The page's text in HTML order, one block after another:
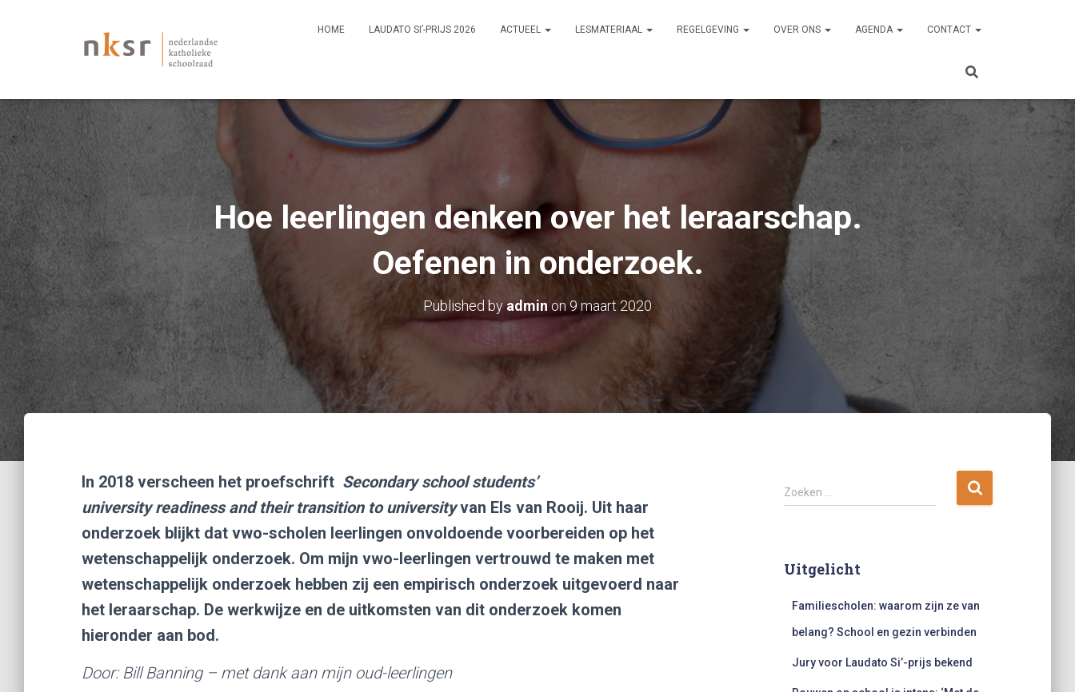
HOME LAUDATO SI’-PRIJS 2026 ACTUEEL LESMATERIAAL REGELGEVING OVER ONS AGENDA CONTACT
Hoe leerlingen denken over het leraarschap.
Oefenen in onderzoek.
Published byadmin on9 maart 2020
In 2018 verscheen het proefschrift Secondary school students’
university readiness and their transition to universityvan Els van Rooij. Uit haar
onderzoek blijkt dat vwo-scholen leerlingen onvoldoende voorbereiden op het
wetenschappelijk onderzoek. Om mijn vwo-leerlingen vertrouwd te maken met
wetenschappelijk onderzoek hebben zij een empirisch onderzoek uitgevoerd naar
het leraarschap. De werkwijze en de uitkomsten van dit onderzoek komen
hieronder aan bod.
Door: Bill Banning – met dank aan mijn oud-leerlingen
Z
o
n
Zoeken …
Uitgelicht
Familiescholen: waarom zijn ze van
belang? School en gezin verbinden
Jury voor Laudato Si’-prijs bekend